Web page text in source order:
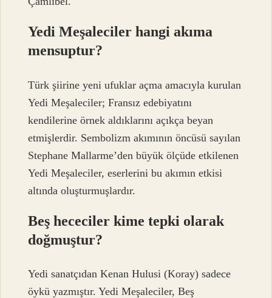
Yedi Meşaleciler hangi akıma
mensuptur?
Türk şiirine yeni ufuklar açma amacıyla kurulan
Yedi Meşaleciler; Fransız edebiyatını
kendilerine örnek aldıklarını açıkça beyan
etmişlerdir. Sembolizm akımının öncüsü sayılan
Stephane Mallarme’den büyük ölçüde etkilenen
Yedi Meşaleciler, eserlerini bu akımın etkisi
altında oluşturmuşlardır.
Beş hececiler kime tepki olarak
doğmuştur?
Yedi sanatçıdan Kenan Hulusi (Koray) sadece
öykü yazmıştır. Yedi Meşaleciler, Beş